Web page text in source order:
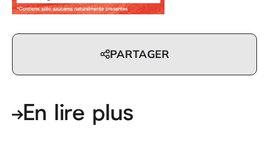
PARTAGER
En lire plus